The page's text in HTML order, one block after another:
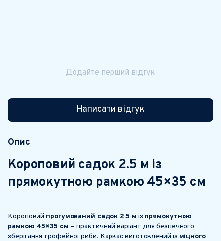
Додайте перший відгук
Написати відгук
Опис
Короповий садок 2.5 м із
прямокутною рамкою 45×35 см
Короповий прогумований садок 2.5 м із прямокутною
рамкою 45×35 см — практичний варіант для безпечного
зберігання трофейної риби. Каркас виготовлений із міцного